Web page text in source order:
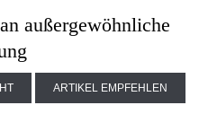
außergewöhnliche
ARTIKEL EMPFEHLEN